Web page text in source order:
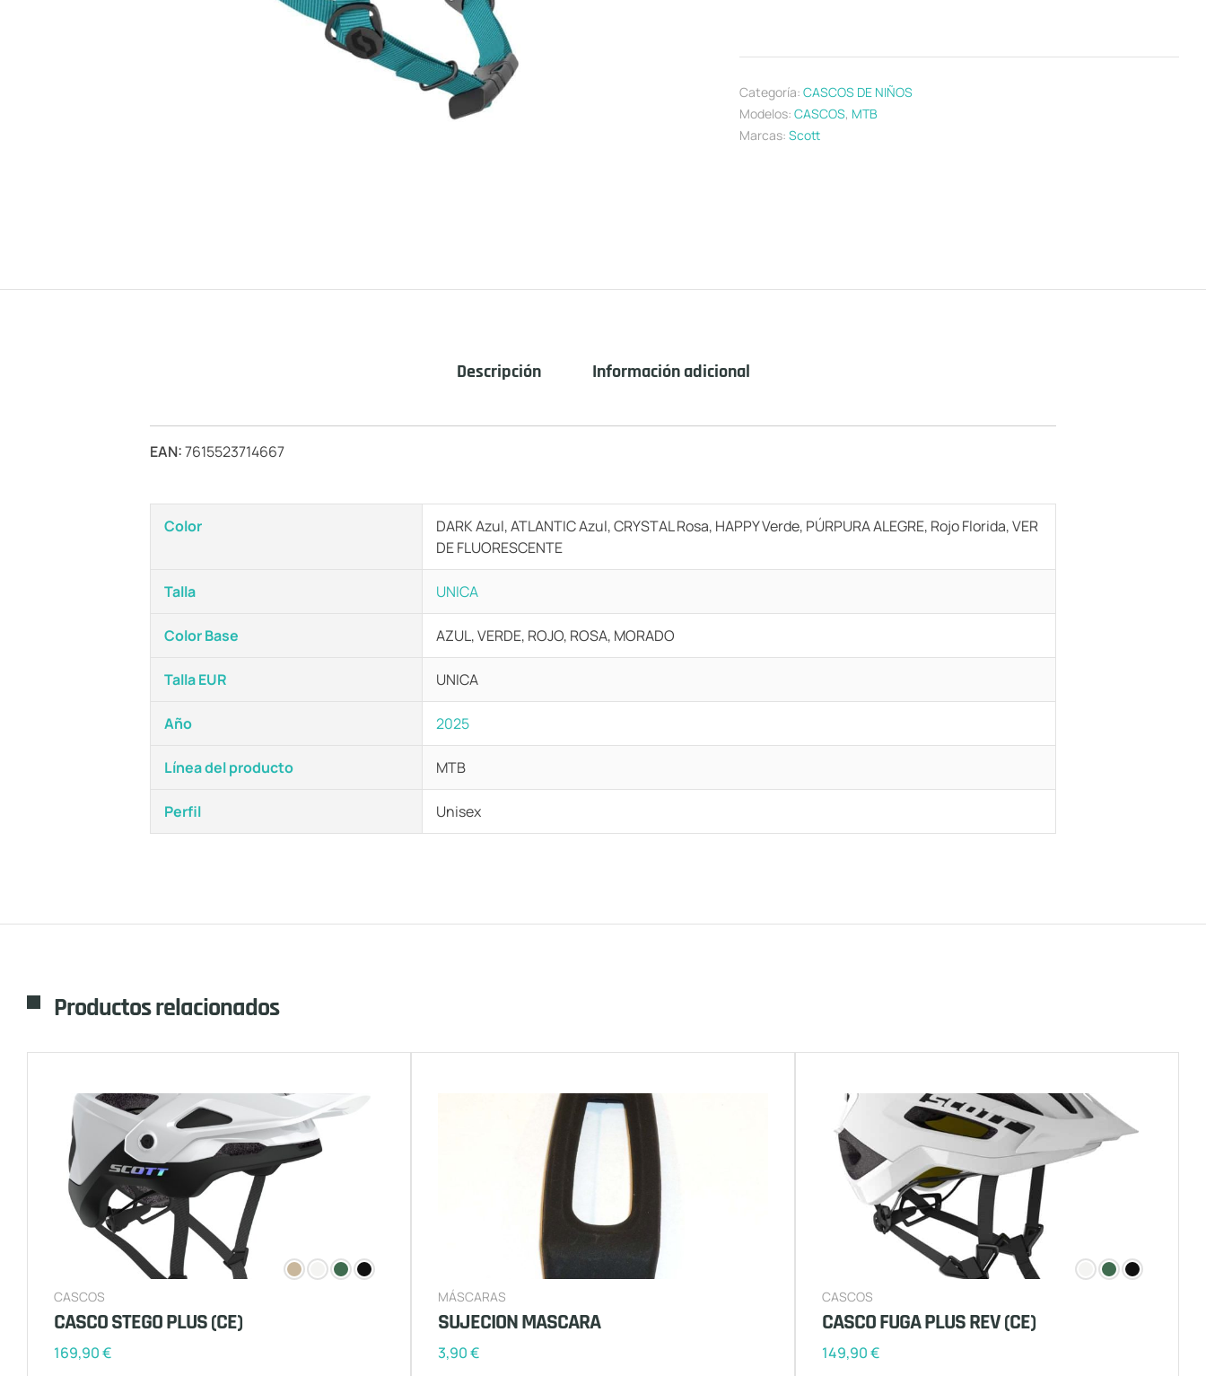
Categoría: CASCOS DE NIÑOS
Modelos: CASCOS, MTB
Marcas: Scott
Descripción Información adicional
EAN:7615523714667
Color
DARK Azul, ATLANTIC Azul, CRYSTAL Rosa, HAPPY Verde, PÚRPURA ALEGRE, Rojo Florida, VER
DE FLUORESCENTE
Talla UNICA
Color Base AZUL, VERDE, ROJO, ROSA, MORADO
Talla EUR UNICA
Año 2025
Línea del producto MTB
Perfil Unisex
Productos relacionados
CASCOS
CASCO STEGO PLUS (CE)
169,90€
MÁSCARAS
SUJECION MASCARA
3,90€
CASCOS
CASCO FUGA PLUS REV (CE)
149,90€